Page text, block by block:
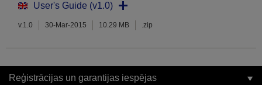
User's Guide (v1.0)
v.1.0 30-Mar-2015 10.29 MB .zip
Reģistrācijas un garantijas iespējas